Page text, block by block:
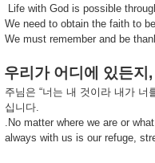
Life with God is possible
We need to obtain the faith to
We must remember and be
우리가 어디에 있든지 ,
주님은 “너는 내 것이라 내가 너
십니다.
.No matter where we are or
always with us is our refuge,